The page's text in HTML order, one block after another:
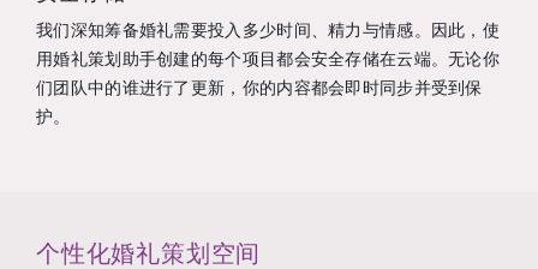
我们深知筹备婚礼需要投入多少时间、精力与情感。因此，使
用婚礼策划助手创建的每个项目都会安全存储在云端。无论你
们团队中的谁进行了更新，你的内容都会即时同步并受到保
护。
个性化婚礼策划空间